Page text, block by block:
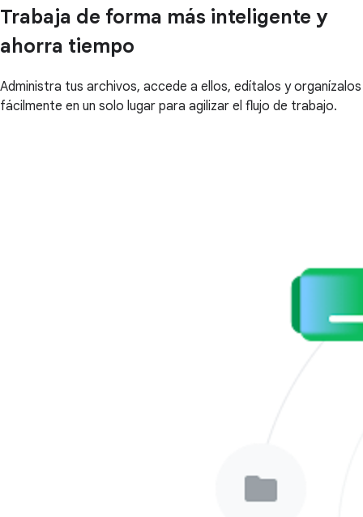
Trabaja de forma más inteligente y
ahorra tiempo
Administra tus archivos, accede a ellos, edítalos y organízalos
fácilmente en un solo lugar para agilizar el flujo de trabajo.